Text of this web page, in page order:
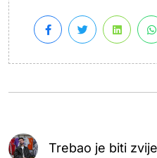
Trebao je biti